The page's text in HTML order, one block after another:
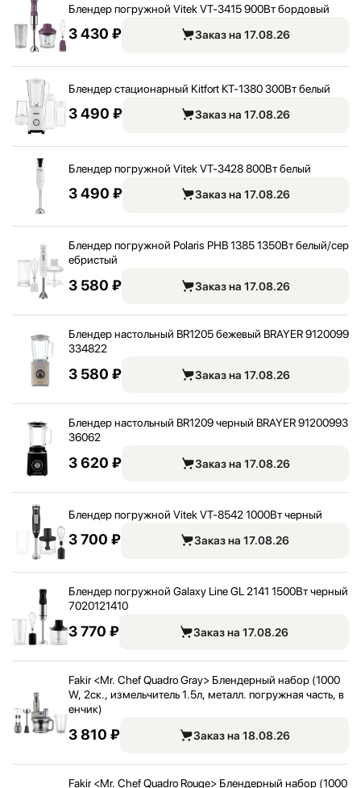
Блендер погружной Vitek VT-3415 900Вт бордовый
3 430 ₽ Заказ на 17.08.26
Блендер стационарный Kitfort КТ-1380 300Вт белый
3 490 ₽ Заказ на 17.08.26
Блендер погружной Vitek VT-3428 800Вт белый
3 490 ₽ Заказ на 17.08.26
Блендер погружной Polaris PHB 1385 1350Вт белый/сер
ебристый
3 580 ₽ Заказ на 17.08.26
Блендер настольный BR1205 бежевый BRAYER 9120099
334822
3 580 ₽ Заказ на 17.08.26
Блендер настольный BR1209 черный BRAYER 91200993
36062
3 620 ₽ Заказ на 17.08.26
Блендер погружной Vitek VT-8542 1000Вт черный
3 700 ₽ Заказ на 17.08.26
Блендер погружной Galaxy Line GL 2141 1500Вт черный
7020121410
3 770 ₽ Заказ на 17.08.26
Fakir <Mr. Chef Quadro Gray> Блендерный набор (1000
W, 2ск., измельчитель 1.5л, металл. погружная часть, в
енчик)
3 810 ₽ Заказ на 18.08.26
Fakir <Mr. Chef Quadro Rouge> Блендерный набор (1000